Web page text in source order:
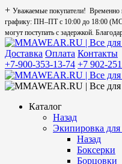
+ Уважаемые покупатели! Временно
графику: ПН–ПТ с 10:00 до 18:00
могут поступать с задержкой.
Доставка Оплата Контакты
+7-900-353-13-74 +7 902-
Каталог
Назад
Экипировка для
Назад
Боксерки
Борцовки